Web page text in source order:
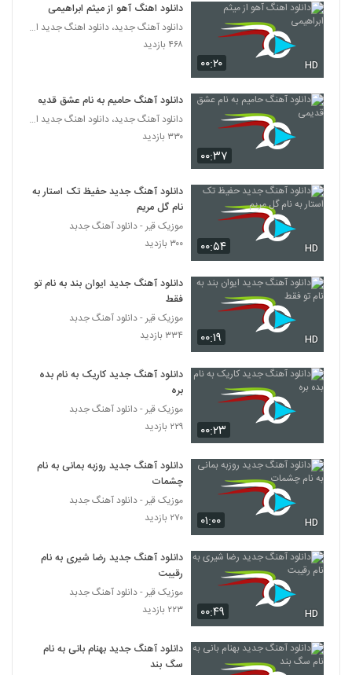
آهنگ جبرئیل از امید عقیلی(پاپ)
5371
Morteza Ahmadi I Lajbaz
دانلود آهنگ جواد آبادیان مرد و قولش
۲۱۰ بازدید
آهنگ فردین کنعانی بنام بد باشی هم خوبه
5374
Behzad Tarock 12 Shab
۲۲۸ بازدید
5375
دانلود آهنگ جدید و زیبای علی مقدم با نام بوم
بوم
۲۵۸ بازدید
دانلود آهنگ جدید و زیبای امیر باغبان با نام
5377
Fadavi Dastat Doore)
موزیک زیبای شهر چشمات از پوریا سلیمانی
۲۱۷ بازدید
Birahm)
۲۵۴ بازدید
5380
۲۴۴ بازدید
۰۰:۲۰ HD
دانلود اهنگ آهو از میثم ابراهیمی
دانلود آهنگ جدید، دانلود اهنگ جدید ایرانی
۴۶۸ بازدید
۰۰:۳۷
دانلود آهنگ حامیم به نام عشق قدیمی
دانلود آهنگ جدید، دانلود اهنگ جدید ایرانی
۳۳۰ بازدید
۰۰:۵۴ HD
دانلود آهنگ جدید حفیظ تک استار به
نام گل مریم
موزیک قیر - دانلود آهنگ جدبد
۳۰۰ بازدید
۰۰:۱۹ HD
دانلود آهنگ جدید ایوان بند به نام تو
فقط
موزیک قیر - دانلود آهنگ جدبد
۳۳۴ بازدید
۰۰:۲۳
دانلود آهنگ جدید کاریک به نام بده
بره
موزیک قیر - دانلود آهنگ جدبد
۲۲۹ بازدید
۰۱:۰۰ HD
دانلود آهنگ جدید روزبه بمانی به نام
چشمات
موزیک قیر - دانلود آهنگ جدبد
۲۷۰ بازدید
۰۰:۴۹ HD
دانلود آهنگ جدید رضا شیری به نام
رقیبت
موزیک قیر - دانلود آهنگ جدبد
۲۲۳ بازدید
دانلود آهنگ جدید بهنام بانی به نام
سگ بند